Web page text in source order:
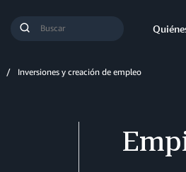
Enviar
Inversiones y creación de empleo